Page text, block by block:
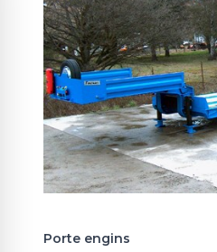
Porte engins